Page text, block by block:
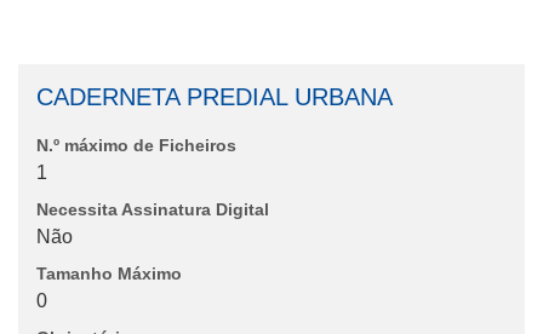
CADERNETA PREDIAL URBANA
N.º máximo de Ficheiros
1
Necessita Assinatura Digital
Não
Tamanho Máximo
0